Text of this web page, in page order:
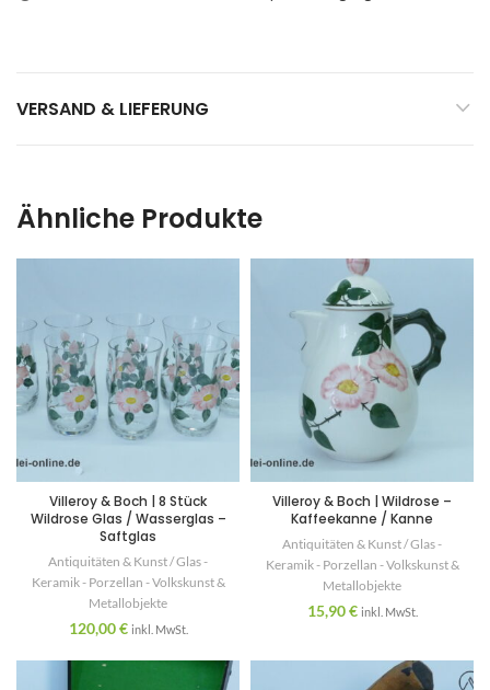
VERSAND & LIEFERUNG
Ähnliche Produkte
Villeroy & Boch | 8 Stück
Wildrose Glas / Wasserglas –
Saftglas
Antiquitäten & Kunst / Glas -
Keramik - Porzellan - Volkskunst &
Metallobjekte
120,00€ inkl. MwSt.
Villeroy & Boch | Wildrose –
Kaffeekanne / Kanne
Antiquitäten & Kunst / Glas -
Keramik - Porzellan - Volkskunst &
Metallobjekte
15,90€ inkl. MwSt.